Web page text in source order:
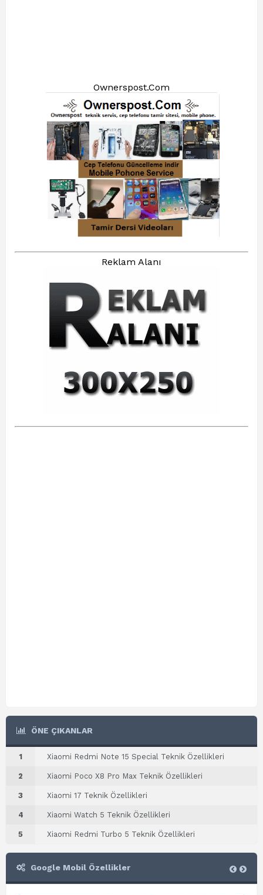
Ownerspost.Com
Reklam Alanı
ÖNE ÇIKANLAR
1 Xiaomi Redmi Note 15 Special Teknik Özellikleri
2 Xiaomi Poco X8 Pro Max Teknik Özellikleri
3 Xiaomi 17 Teknik Özellikleri
4 Xiaomi Watch 5 Teknik Özellikleri
5 Xiaomi Redmi Turbo 5 Teknik Özellikleri
Google Mobil Özellikler